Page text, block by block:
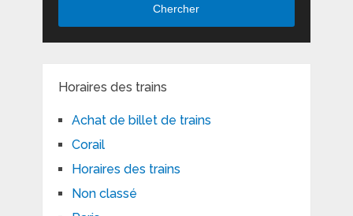
Chercher
Horaires des trains
Achat de billet de trains
Corail
Horaires des trains
Non classé